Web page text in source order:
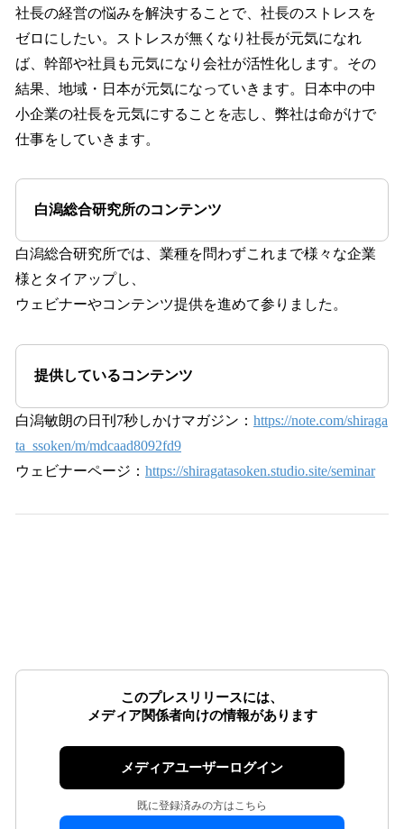
社長の経営の悩みを解決することで、社長のストレスを
ゼロにしたい。ストレスが無くなり社長が元気になれ
ば、幹部や社員も元気になり会社が活性化します。その
結果、地域・日本が元気になっていきます。日本中の中
小企業の社長を元気にすることを志し、弊社は命がけで
仕事をしていきます。
白潟総合研究所のコンテンツ
白潟総合研究所では、業種を問わずこれまで様々な企業
様とタイアップし、
ウェビナーやコンテンツ提供を進めて参りました。
提供しているコンテンツ
白潟敏朗の日刊7秒しかけマガジン： https://note.com/shiraga
ta_ssoken/m/mdcaad8092fd9
ウェビナーページ： https://shiragatasoken.studio.site/seminar
このプレスリリースには、
メディア関係者向けの情報があります
メディアユーザーログイン
既に登録済みの方はこちら